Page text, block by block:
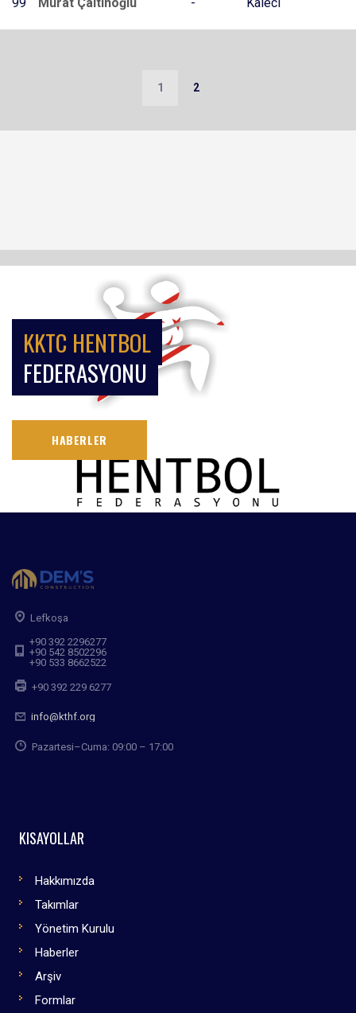
1 2
KKTC HENTBOL
FEDERASYONU
HABERLER
Lefkoşa
+90 392 2296277
+90 542 8502296
+90 533 8662522
+90 392 229 6277
info@kthf.org
Pazartesi–Cuma: 09:00 – 17:00
KISAYOLLAR
Hakkımızda
Takımlar
Yönetim Kurulu
Haberler
Arşiv
Formlar